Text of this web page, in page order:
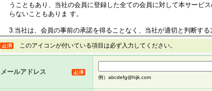
うこともあり、当社の会員に登録した全ての会員に対して本サービ
らないこともありま す。
3.当社は、会員の事前の承諾を得ることなく、当社が適切と判断す
規約を任意に制定、変更または修正することができるものとします
は、本規約においては本サイトに掲示したときに、その 他の諸規定
して告知の案内を配信または本サイトに掲示したときのいずれか早
このアイコンが付いている項目は必ず入力してください。
メールアドレス
例）abcdefg@hijk.com